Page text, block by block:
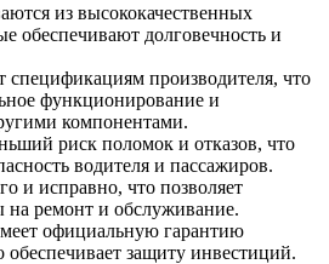
из высококачественных
обеспечивают долговечность и
спецификациям производителя, что
функционирование и
компонентами.
риск поломок и отказов, что
водителя и пассажиров.
и исправно, что позволяет
на ремонт и обслуживание.
официальную гарантию
обеспечивает защиту инвестиций.